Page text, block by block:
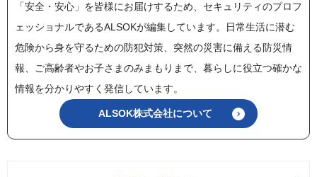
「安全・安心」を皆様にお届けするため、セキュリティのプロフ
ェッショナルであるALSOKが編集しています。日常生活に潜む
危険から身を守るための防犯対策、突然の災害に備える防災情
報、ご高齢者やお子さまのみまもりまで、暮らしに役立つ確かな
情報を分かりやすく発信しています。
ALSOK株式会社について